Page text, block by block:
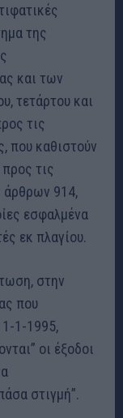
της
και των
τετάρτου και
τις
που καθιστούν
τις
άρθρων 914,
εσφαλμένα
εκ πλαγίου.
στην
που
1-1-1995,
οι έξοδοι
στιγμή”.